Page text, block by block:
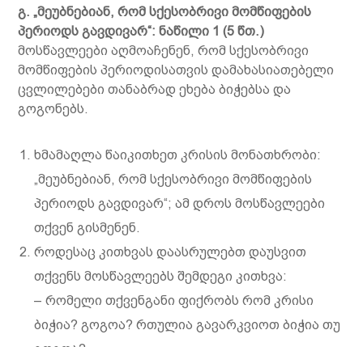
გ.„მეუბნებიან,რომ სქესობრივი მომწიფების
პერიოდს გავდივარ“:ნაწილი 1 (5წთ.)
მოსწავლეები აღმოაჩენენ, რომ სქესობრივი
მომწიფების პერიოდისათვის დამახასიათებელი
ცვლილებები თანაბრად ეხება ბიჭებსა და
გოგონებს.
ხმამაღლა წაიკითხეთ კრისის მონათხრობი:
„მეუბნებიან, რომ სქესობრივი მომწიფების
პერიოდს გავდივარ“; ამ დროს მოსწავლეები
თქვენ გისმენენ.
როდესაც კითხვას დაასრულებთ დაუსვით
თქვენს მოსწავლეებს შემდეგი კითხვა:
– რომელი თქვენგანი ფიქრობს რომ კრისი
ბიჭია? გოგოა? რთულია გავარკვიოთ ბიჭია თუ